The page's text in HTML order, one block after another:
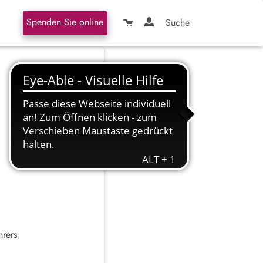
Spenden Sie online Suche
02. März 2026